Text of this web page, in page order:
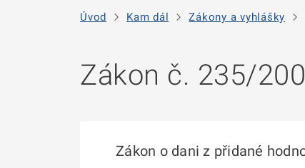
Úvod Kam dál Zákony a vyhlášky
Zákon č. 235/
Zákon o dani z přidané